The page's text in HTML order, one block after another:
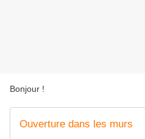
Bonjour !
Ouverture dans les murs